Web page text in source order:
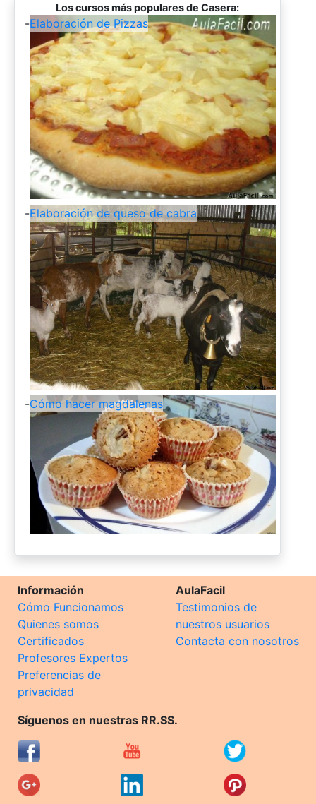
Los cursos más populares de Casera:
-Elaboración de Pizzas
-Elaboración de queso de cabra
-Cómo hacer magdalenas
Información
Cómo Funcionamos
Quienes somos
Certificados
Profesores Expertos
Preferencias de
privacidad
AulaFacil
Testimonios de
nuestros usuarios
Contacta con nosotros
Síguenos en nuestras RR.SS.